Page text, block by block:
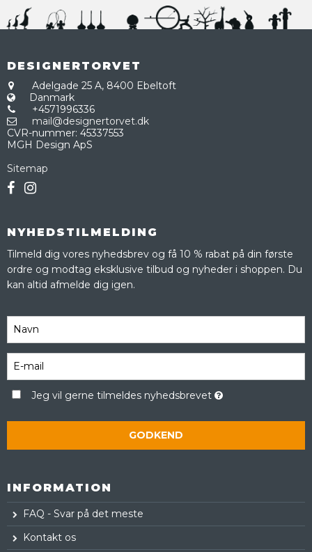
DESIGNERTORVET
Adelgade 25 A, 8400 Ebeltoft
Danmark
+4571996336
mail@designertorvet.dk
CVR-nummer: 45337553
MGH Design ApS
Sitemap
NYHEDSTILMELDING
Tilmeld dig vores nyhedsbrev og få 10 % rabat på din første
ordre og modtag eksklusive tilbud og nyheder i shoppen. Du
kan altid afmelde dig igen.
Jeg vil gerne tilmeldes nyhedsbrevet
GODKEND
INFORMATION
FAQ - Svar på det meste
Kontakt os